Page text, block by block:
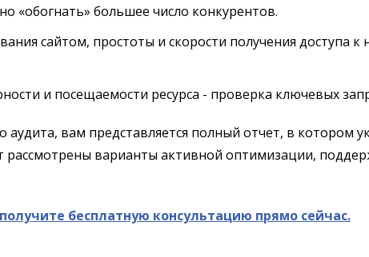
«обогнать» большее число конкурентов.
сайтом, простоты и скорости получения
и посещаемости ресурса - проверка ключевых
аудита, вам представляется полный отчет, в
рассмотрены варианты активной оптимизации,
бесплатную консультацию прямо сейчас.